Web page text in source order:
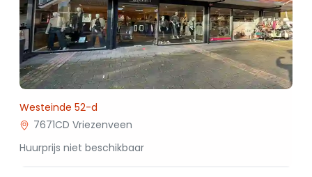
Westeinde 52-d
7671CD Vriezenveen
Huurprijs niet beschikbaar